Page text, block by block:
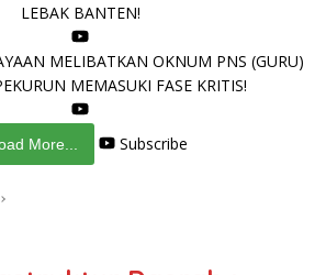
LEBAK BANTEN!
MELIBATKAN OKNUM PNS (GURU)
MEMASUKI FASE KRITIS!
More... Subscribe